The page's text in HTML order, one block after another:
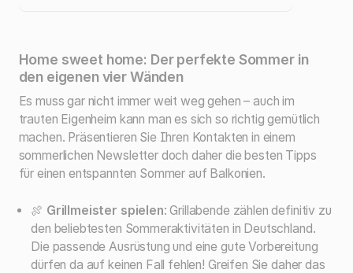
Home sweet home: Der perfekte Sommer in
den eigenen vier Wänden
Es muss gar nicht immer weit weg gehen – auch im
trauten Eigenheim kann man es sich so richtig gemütlich
machen. Präsentieren Sie Ihren Kontakten in einem
sommerlichen Newsletter doch daher die besten Tipps
für einen entspannten Sommer auf Balkonien.
🍖 Grillmeister spielen: Grillabende zählen definitiv zu
den beliebtesten Sommeraktivitäten in Deutschland.
Die passende Ausrüstung und eine gute Vorbereitung
dürfen da auf keinen Fall fehlen! Greifen Sie daher das